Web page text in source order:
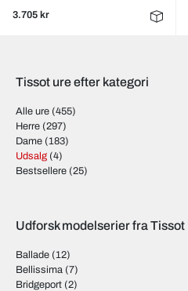
3.705 kr
Tissot ure efter kategori
Alle ure (455)
Herre (297)
Dame (183)
Udsalg (4)
Bestsellere (25)
Udforsk modelserier fra Tissot
Ballade (12)
Bellissima (7)
Bridgeport (2)